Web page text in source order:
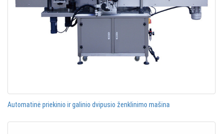
Automatinė priekinio ir galinio dvipusio ženklinimo mašina